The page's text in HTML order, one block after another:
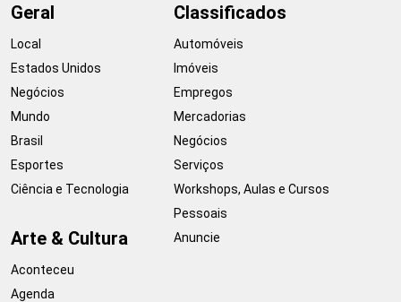
Geral
Local
Estados Unidos
Negócios
Mundo
Brasil
Esportes
Ciência e Tecnologia
Arte & Cultura
Aconteceu
Agenda
Classificados
Automóveis
Imóveis
Empregos
Mercadorias
Negócios
Serviços
Workshops, Aulas e Cursos
Pessoais
Anuncie